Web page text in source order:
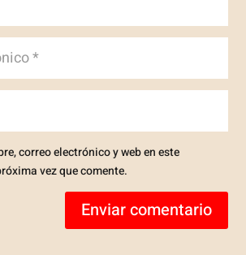
correo electrónico y web en este
vez que comente.
Enviar comentario